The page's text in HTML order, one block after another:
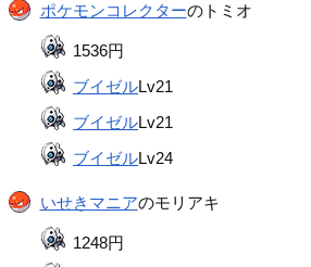
ポケモンコレクターのトミオ
1536円
ブイゼルLv21
ブイゼルLv21
ブイゼルLv24
いせきマニアのモリアキ
1248円